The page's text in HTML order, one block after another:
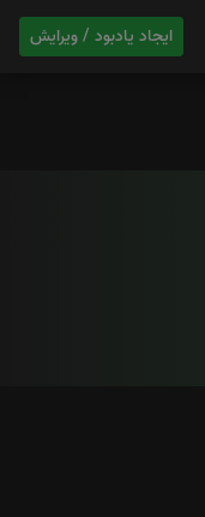
ایجاد یادبود / ویرایش